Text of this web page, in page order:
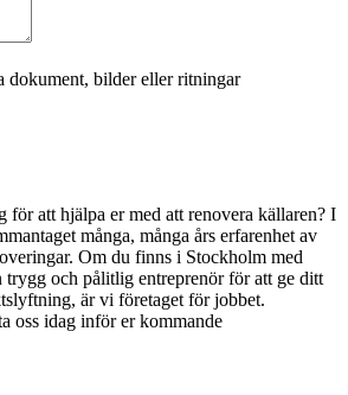
dokument, bilder eller ritningar
för att hjälpa er med att renovera källaren? I
många, många års erfarenhet av
Om du finns i Stockholm med
trygg och pålitlig entreprenör för att ge ditt
är vi företaget för jobbet.
oss idag inför er kommande